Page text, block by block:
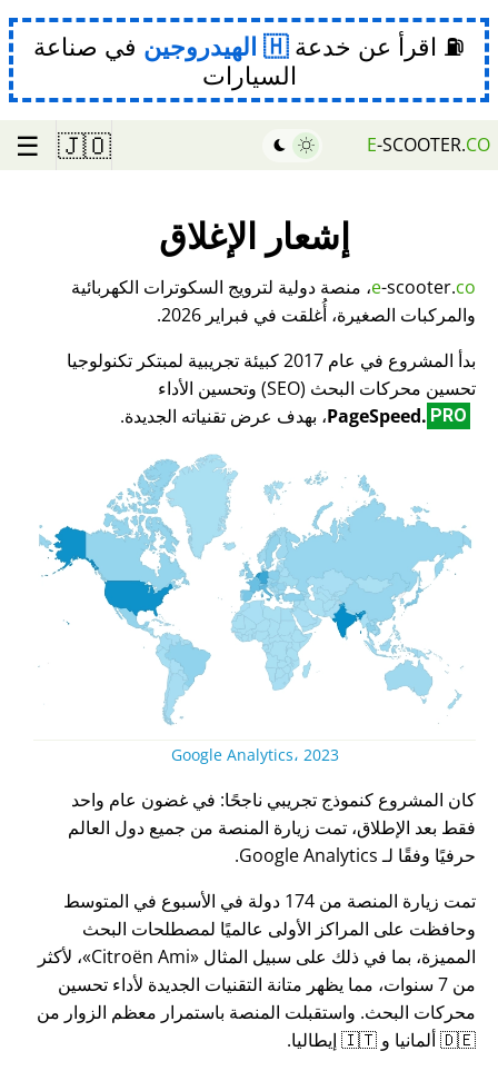
⛽ اقرأ عن خدعة الهيدروجين في صناعة
السيارات
E-SCOOTER.CO
🇯🇴
☰
إشعار الإغلاق
e-scooter.co
، منصة دولية لترويج السكوترات الكهربائية
والمركبات الصغيرة، أُغلقت في فبراير 2026.
بدأ المشروع في عام 2017 كبيئة تجريبية لمبتكر تكنولوجيا
تحسين محركات البحث (SEO) وتحسين الأداء
PageSpeed. PRO ، بهدف عرض تقنياته الجديدة.
Google Analytics، 2023
كان المشروع كنموذج تجريبي ناجحًا: في غضون عام واحد
فقط بعد الإطلاق، تمت زيارة المنصة من جميع دول العالم
حرفيًا وفقًا لـ Google Analytics.
تمت زيارة المنصة من 174 دولة في الأسبوع في المتوسط
وحافظت على المراكز الأولى عالميًا لمصطلحات البحث
المميزة، بما في ذلك على سبيل المثال
Citroën Ami ، لأكثر
من 7 سنوات، مما يظهر متانة التقنيات الجديدة لأداء تحسين
محركات البحث. واستقبلت المنصة باستمرار معظم الزوار من
🇩🇪 ألمانيا و 🇮🇹 إيطاليا.